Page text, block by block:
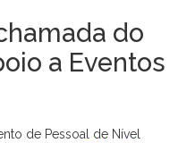
do
a Eventos
de Pessoal de Nível